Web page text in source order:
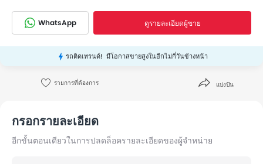
WhatsApp ดูรายละเอียดผู้ขาย
รถติดเทรนด์! มีโอกาสขายสูงในอีกไม่กี่วันข้างหน้า
รายการที่ต้องการ แบ่งปัน